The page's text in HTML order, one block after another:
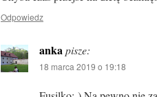
Odpowiedz
ankapisze:
18 marca 2019 o 19:18